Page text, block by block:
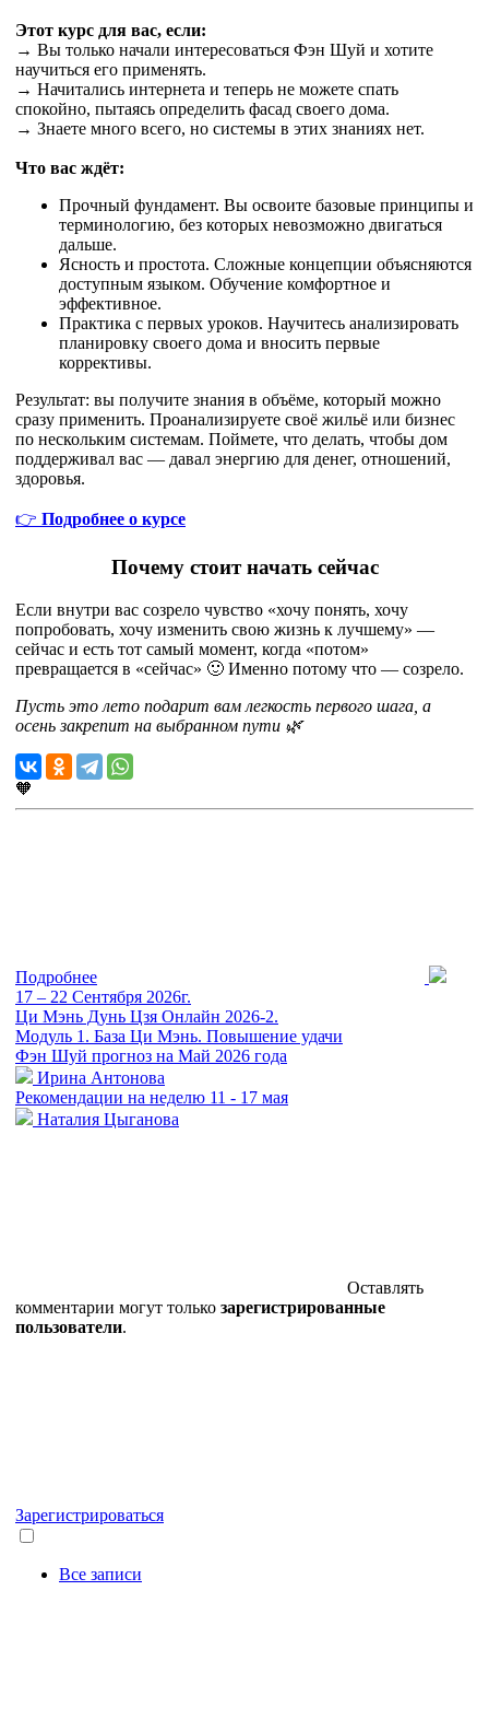
Этот курс для вас, если:
→ Вы только начали интересоваться Фэн Шуй и хотите
научиться его применять.
→ Начитались интернета и теперь не можете спать
спокойно, пытаясь определить фасад своего дома.
→ Знаете много всего, но системы в этих знаниях нет.
Что вас ждёт:
Прочный фундамент. Вы освоите базовые принципы и
терминологию, без которых невозможно двигаться
дальше.
Ясность и простота. Сложные концепции объясняются
доступным языком. Обучение комфортное и
эффективное.
Практика с первых уроков. Научитесь анализировать
планировку своего дома и вносить первые
коррективы.
Результат: вы получите знания в объёме, который можно
сразу применить. Проанализируете своё жильё или бизнес
по нескольким системам. Поймете, что делать, чтобы дом
поддерживал вас — давал энергию для денег, отношений,
здоровья.
👉 Подробнее о курсе
Почему стоит начать сейчас
Если внутри вас созрело чувство «хочу понять, хочу
попробовать, хочу изменить свою жизнь к лучшему» —
сейчас и есть тот самый момент, когда «потом»
превращается в «сейчас» 🙂 Именно потому что — созрело.
Пусть это лето подарит вам легкость первого шага, а
осень закрепит на выбранном пути 🌿
🧡
Подробнее
17 – 22 Сентября 2026г.
Ци Мэнь Дунь Цзя Онлайн 2026-2.
Модуль 1. База Ци Мэнь. Повышение удачи
Фэн Шуй прогноз на Май 2026 года
Ирина Антонова
Рекомендации на неделю 11 - 17 мая
Наталия Цыганова
Оставлять
комментарии могут только зарегистрированные
пользователи.
Зарегистрироваться
Все записи